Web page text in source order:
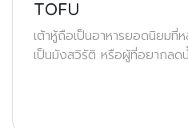
TOFU
เต้าหู้ถือเป็นอาหารยอดนิยมที่
เป็นมังสวิรัติ หรือผู้ที่อยากลด